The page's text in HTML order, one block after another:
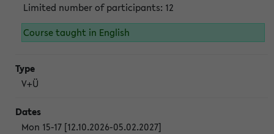
Limited number of participants: 12
Course taught in English
V+Ü
Mon 15-17 [12.10.2026-05.02.2027]